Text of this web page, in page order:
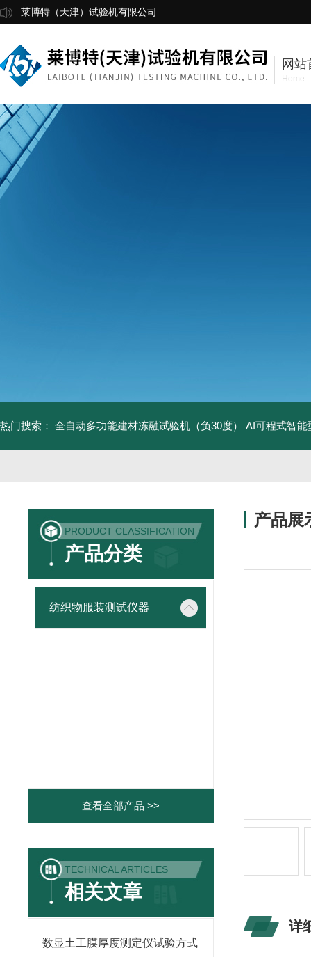
莱博特（天津）试验机有限公司
网站
Home
热门搜索： 全自动多功能建材冻融试验机（负30度） AI可程式智能
PRODUCT CLASSIFICATION
产品分类
纺织物服装测试仪器
查看全部产品 >>
TECHNICAL ARTICLES
相关文章
数显土工膜厚度测定仪试验方式
产品展
详